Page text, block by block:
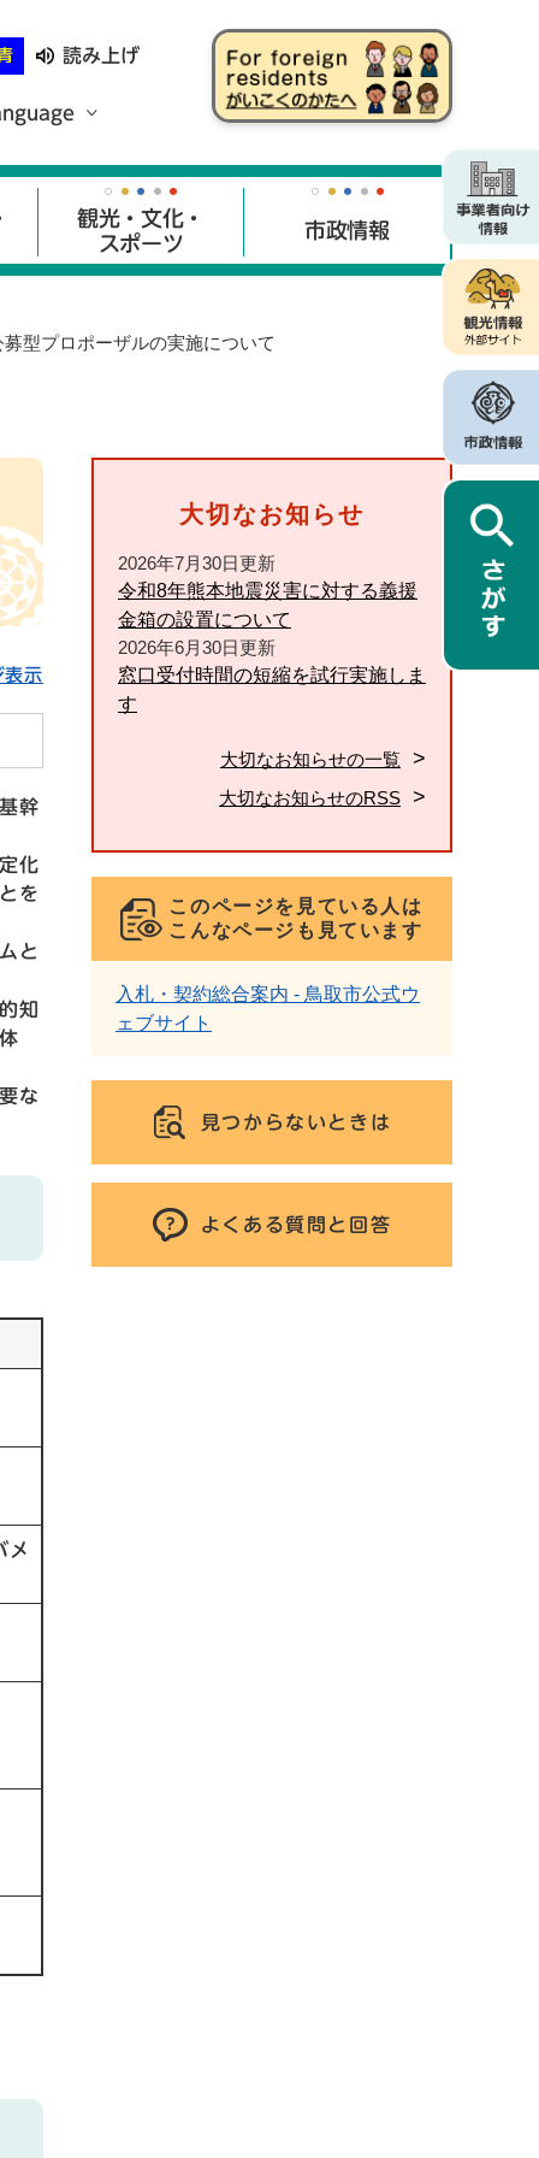
読み上げ
観光・文化・
スポーツ
市政情報
型プロポーザルの実施について
表示
幹
化
を
と
知
な
メ
大切なお知らせ
2026年7月30日更新
令和8年熊本地震災害に対する義援
金箱の設置について
2026年6月30日更新
窓口受付時間の短縮を試行実施しま
す
大切なお知らせの一覧
大切なお知らせのRSS
このページを見ている人は
こんなページも見ています
入札・契約総合案内 - 鳥取市公式ウ
ェブサイト
見つからないときは
よくある質問と回答